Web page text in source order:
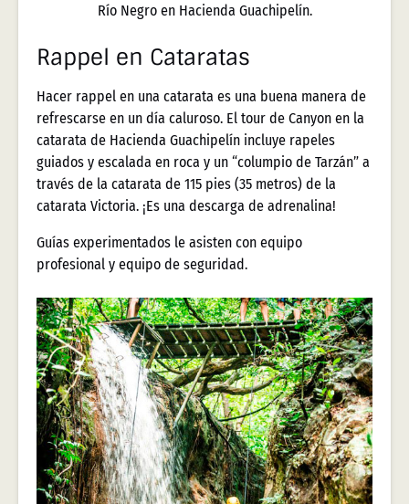
Río Negro en Hacienda Guachipelín.
Rappel en Cataratas
Hacer rappel en una catarata es una buena manera de
refrescarse en un día caluroso. El tour de Canyon en la
catarata de Hacienda Guachipelín incluye rapeles
guiados y escalada en roca y un “columpio de Tarzán” a
través de la catarata de 115 pies (35 metros) de la
catarata Victoria. ¡Es una descarga de adrenalina!
Guías experimentados le asisten con equipo
profesional y equipo de seguridad.